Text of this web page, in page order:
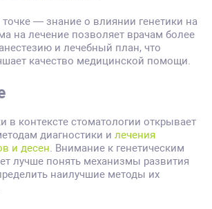
— знание о влиянии генетики на
на лечение позволяет врачам более
и лечебный план, что
качество медицинской помощи.
в контексте стоматологии открывает
диагностики и лечения
и десен. Внимание к генетическим
лучше понять механизмы развития
наилучшие методы их